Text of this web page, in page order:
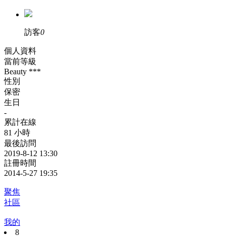
訪客0
個人資料
當前等級
Beauty ***
性別
保密
生日
-
累計在線
81 小時
最後訪問
2019-8-12 13:30
註冊時間
2014-5-27 19:35
聚焦
社區
我的
8